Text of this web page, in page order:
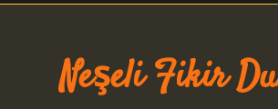
Neşeli Fikir